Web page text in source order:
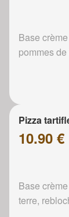
Base
pommes de
Pizza
10.90 €
Base
terre,